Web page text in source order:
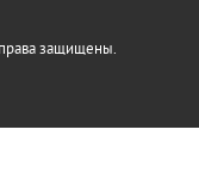
защищены.